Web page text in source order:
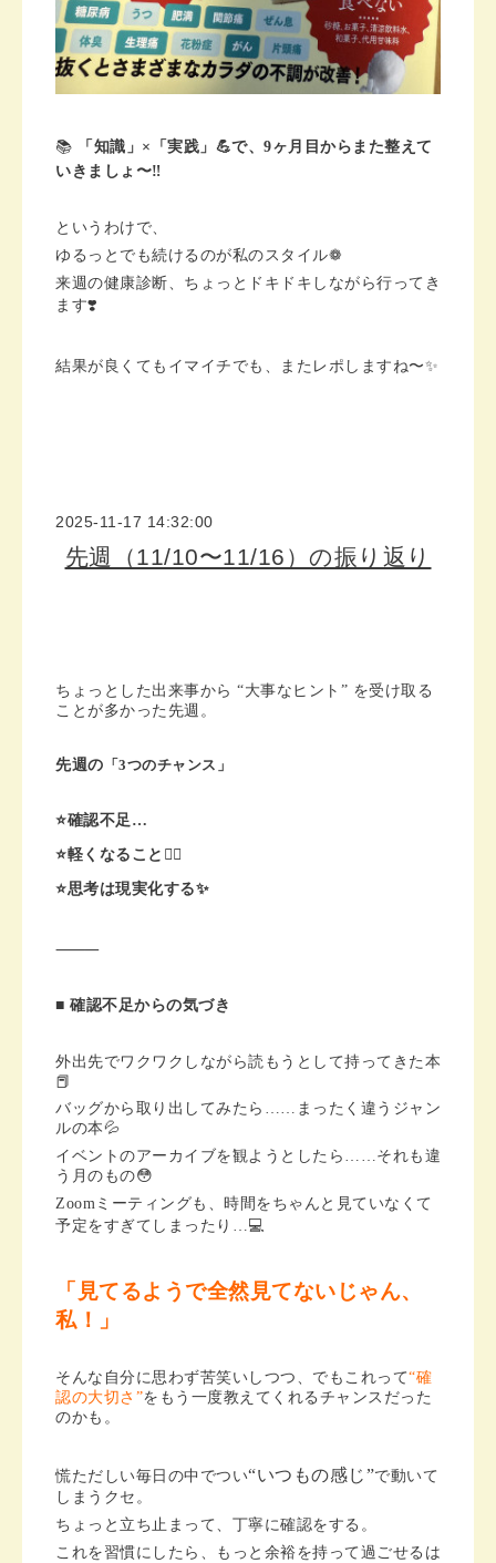
📚 「知識」×「実践」💪で、9ヶ月目からまた整えて
いきましょ〜‼️
というわけで、
ゆるっとでも続けるのが私のスタイル❁︎
来週の健康診断、ちょっとドキドキしながら行ってき
ます❣️
結果が良くてもイマイチでも、またレポしますね〜✨
2025-11-17 14:32:00
先週（11/10〜11/16）の振り返り
ちょっとした出来事から “大事なヒント” を受け取る
ことが多かった先週。
先週の 「3つのチャンス」
⭐️確認不足…
⭐️軽くなること💇‍♀️
⭐️思考は現実化する✨
⸻
■ 確認不足からの気づき
外出先でワクワクしながら読もうとして持ってきた本
📕
バッグから取り出してみたら……まったく違うジャン
ルの本💦
イベントのアーカイブを観ようとしたら……それも違
う月のもの😳
Zoomミーティングも、時間をちゃんと見ていなくて
予定をすぎてしまったり…💻
「見てるようで全然見てないじゃん、
私！」
そんな自分に思わず苦笑いしつつ、でもこれって“確
認の大切さ”をもう一度教えてくれるチャンスだった
のかも。
慌ただしい毎日の中でつい“いつもの感じ”で動いて
しまうクセ。
ちょっと立ち止まって、丁寧に確認をする。
これを習慣にしたら、もっと余裕を持って過ごせるは